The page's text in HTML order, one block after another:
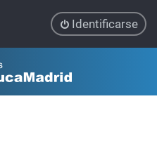
Identificarse